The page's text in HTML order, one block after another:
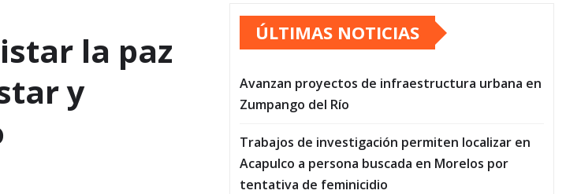
la paz
y
ÚLTIMAS NOTICIAS
Avanzan proyectos de infraestructura urbana en
Zumpango del Río
Trabajos de investigación permiten localizar en
Acapulco a persona buscada en Morelos por
tentativa de feminicidio